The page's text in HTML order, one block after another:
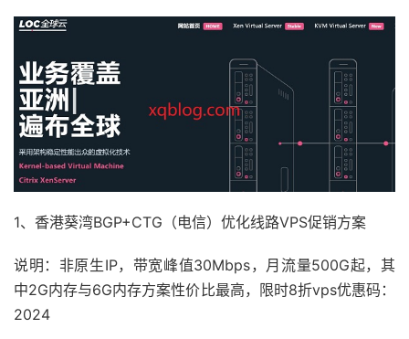
1、香港葵湾BGP+CTG（电信）优化线路VPS促销方案
说明：非原生IP，带宽峰值30Mbps，月流量500G起，其
中2G内存与6G内存方案性价比最高，限时8折vps优惠码：
2024